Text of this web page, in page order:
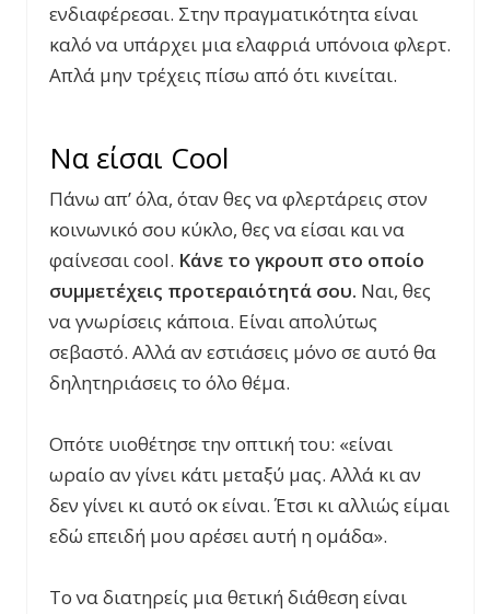
ενδιαφέρεσαι. Στην πραγματικότητα είναι
καλό να υπάρχει μια ελαφριά υπόνοια φλερτ.
Απλά μην τρέχεις πίσω από ότι κινείται.
Να είσαι Cool
Πάνω απ’ όλα, όταν θες να φλερτάρεις στον
κοινωνικό σου κύκλο, θες να είσαι και να
φαίνεσαι cool. Κάνε το γκρουπ στο οποίο
συμμετέχεις προτεραιότητά σου. Ναι, θες
να γνωρίσεις κάποια. Είναι απολύτως
σεβαστό. Αλλά αν εστιάσεις μόνο σε αυτό θα
δηλητηριάσεις το όλο θέμα.
Οπότε υιοθέτησε την οπτική του: «είναι
ωραίο αν γίνει κάτι μεταξύ μας. Αλλά κι αν
δεν γίνει κι αυτό οκ είναι. Έτσι κι αλλιώς είμαι
εδώ επειδή μου αρέσει αυτή η ομάδα».
Το να διατηρείς μια θετική διάθεση είναι